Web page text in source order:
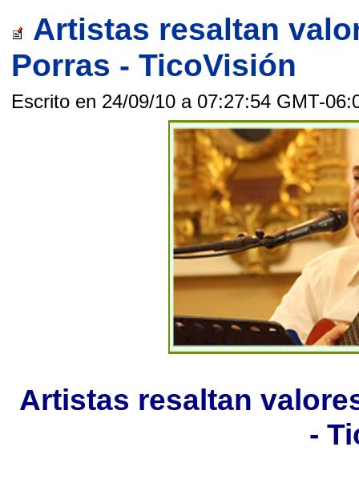
Artistas resaltan
Porras - TicoVisión
Escrito en 24/09/10 a 07:27:54 GMT-
Artistas resaltan
-